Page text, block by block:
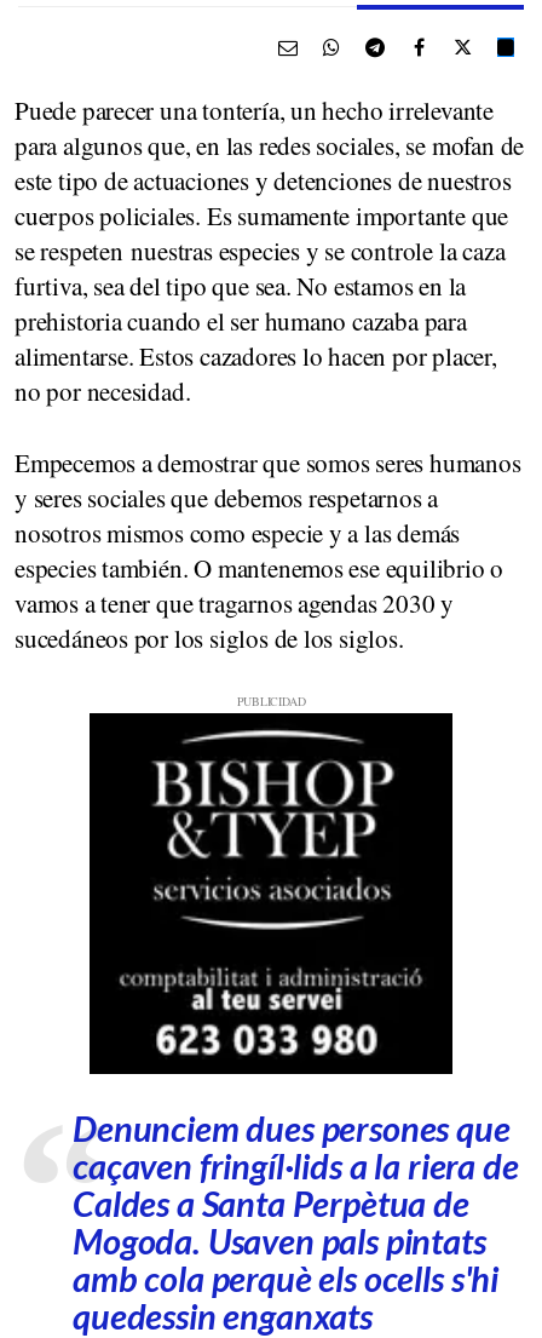
Puede parecer una tontería, un hecho irrelevante
para algunos que, en las redes sociales, se mofan de
este tipo de actuaciones y detenciones de nuestros
cuerpos policiales. Es sumamente importante que
se respeten nuestras especies y se controle la caza
furtiva, sea del tipo que sea. No estamos en la
prehistoria cuando el ser humano cazaba para
alimentarse. Estos cazadores lo hacen por placer,
no por necesidad.
Empecemos a demostrar que somos seres humanos
y seres sociales que debemos respetarnos a
nosotros mismos como especie y a las demás
especies también. O mantenemos ese equilibrio o
vamos a tener que tragarnos agendas 2030 y
sucedáneos por los siglos de los siglos.
Denunciem dues persones que
caçaven fringíl·lids a la riera de
Caldes a Santa Perpètua de
Mogoda. Usaven pals pintats
amb cola perquè els ocells s'hi
quedessin enganxats